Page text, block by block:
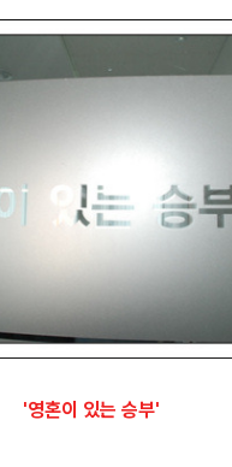
'영혼이 있는 승부'